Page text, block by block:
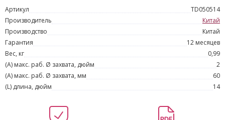
Артикул
TD050514
Производитель
Китай
Производство
Китай
Гарантия
12 месяцев
Вес, кг
0,99
(A) макс. раб. Ø захвата, дюйм
2
(A) макс. раб. Ø захвата, мм
60
(L) длина, дюйм
14